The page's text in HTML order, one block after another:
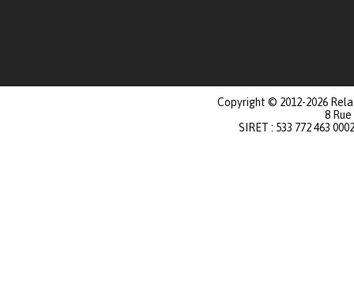
Copyright © 2012-2026
8
SIRET : 533 772 463